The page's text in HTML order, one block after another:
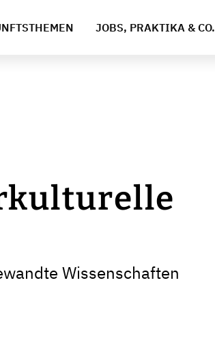
JOBS, PRAKTIKA & CO.
Wissenschaften